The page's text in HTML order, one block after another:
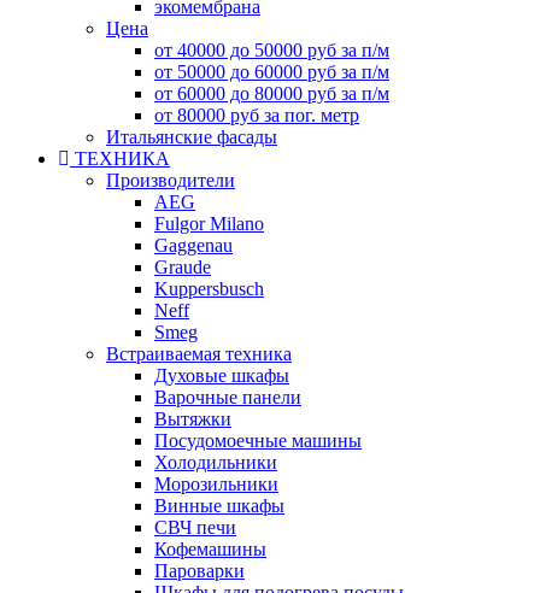
экомембрана
Цена
от 40000 до 50000 руб за п/м
от 50000 до 60000 руб за п/м
от 60000 до 80000 руб за п/м
от 80000 руб за пог. метр
Итальянские фасады
ТЕХНИКА
Производители
AEG
Fulgor Milano
Gaggenau
Graude
Kuppersbusch
Neff
Smeg
Встраиваемая техника
Духовые шкафы
Варочные панели
Вытяжки
Посудомоечные машины
Холодильники
Морозильники
Винные шкафы
СВЧ печи
Кофемашины
Пароварки